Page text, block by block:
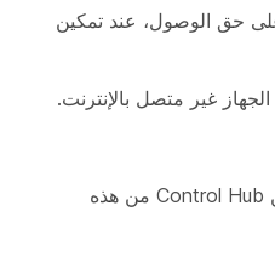
حق الوصول، عند تمكين
غير متصل بالإنترنت.
يجب أن تعمل الأجهزة المرتبطة Webex Edge for Devices بنظام CE9.14.3 أو إصدار أحدث. لإنشاء سجلات من Control Hub من هذه